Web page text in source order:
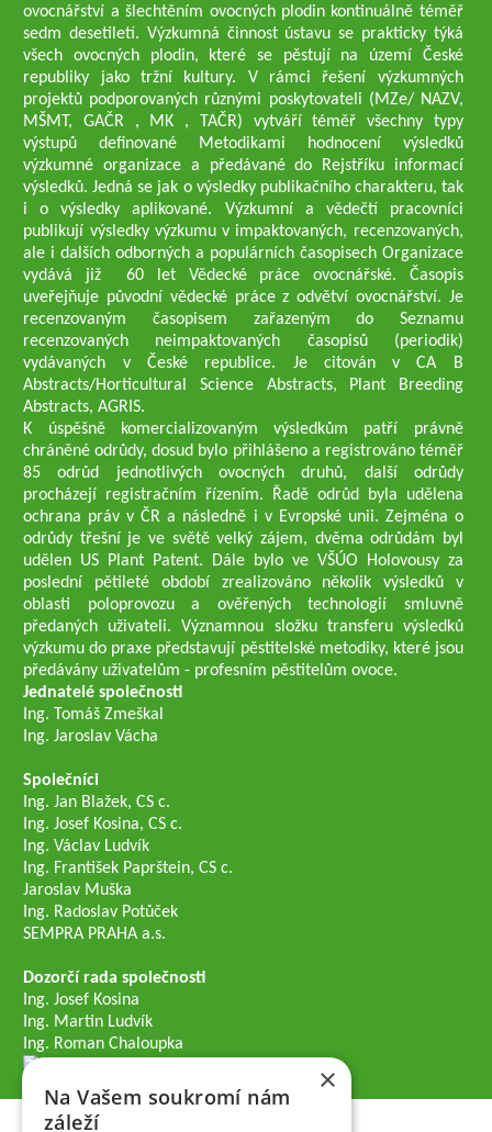
ovocnářství a šlechtěním ovocných plodin kontinuálně téměř
sedm desetiletí. Výzkumná činnost ústavu se prakticky týká
všech ovocných plodin, které se pěstují na území České
republiky jako tržní kultury. V rámci řešení výzkumných
projektů podporovaných různými poskytovateli (MZe/ NAZV,
MŠMT, GAČR , MK , TAČR) vytváří téměř všechny typy
výstupů definované Metodikami hodnocení výsledků
výzkumné organizace a předávané do Rejstříku informací
výsledků. Jedná se jak o výsledky publikačního charakteru, tak
i o výsledky aplikované. Výzkumní a vědečtí pracovníci
publikují výsledky výzkumu v impaktovaných, recenzovaných,
ale i dalších odborných a populárních časopisech Organizace
vydává již 60 let Vědecké práce ovocnářské. Časopis
uveřejňuje původní vědecké práce z odvětví ovocnářství. Je
recenzovaným časopisem zařazeným do Seznamu
recenzovaných neimpaktovaných časopisů (periodik)
vydávaných v České republice. Je citován v CA B
Abstracts/Horticultural Science Abstracts, Plant Breeding
Abstracts, AGRIS.
K úspěšně komercializovaným výsledkům patří právně
chráněné odrůdy, dosud bylo přihlášeno a registrováno téměř
85 odrůd jednotlivých ovocných druhů, další odrůdy
procházejí registračním řízením. Řadě odrůd byla udělena
ochrana práv v ČR a následně i v Evropské unii. Zejména o
odrůdy třešní je ve světě velký zájem, dvěma odrůdám byl
udělen US Plant Patent. Dále bylo ve VŠÚO Holovousy za
poslední pětileté období zrealizováno několik výsledků v
oblasti poloprovozu a ověřených technologií smluvně
předaných uživateli. Významnou složku transferu výsledků
výzkumu do praxe představují pěstitelské metodiky, které jsou
předávány uživatelům - profesním pěstitelům ovoce.
Jednatelé společnosti
Ing. Tomáš Zmeškal
Ing. Jaroslav Vácha
Společníci
Ing. Jan Blažek, CS c.
Ing. Josef Kosina, CS c.
Ing. Václav Ludvík
Ing. František Paprštein, CS c.
Jaroslav Muška
Ing. Radoslav Potůček
SEMPRA PRAHA a.s.
Dozorčí rada společnosti
Ing. Josef Kosina
Ing. Martin Ludvík
Ing. Roman Chaloupka
×
Na Vašem soukromí nám
záleží